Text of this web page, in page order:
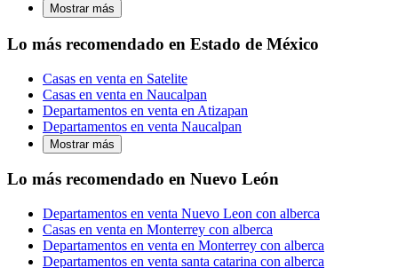
Mostrar más
Lo más recomendado en Estado de México
Casas en venta en Satelite
Casas en venta en Naucalpan
Departamentos en venta en Atizapan
Departamentos en venta Naucalpan
Mostrar más
Lo más recomendado en Nuevo León
Departamentos en venta Nuevo Leon con alberca
Casas en venta en Monterrey con alberca
Departamentos en venta en Monterrey con alberca
Departamentos en venta santa catarina con alberca